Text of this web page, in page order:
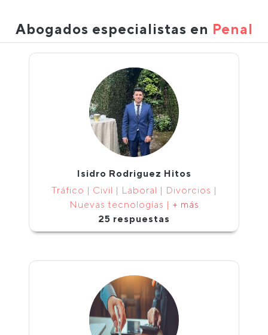
Abogados especialistas en Penal
Isidro Rodriguez Hitos
Tráfico | Civil | Laboral | Divorcios |
Nuevas tecnologías | + más
25 respuestas